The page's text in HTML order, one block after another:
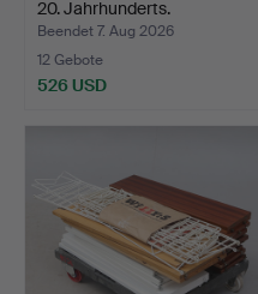
20. Jahrhunderts.
Beendet 7. Aug 2026
12 Gebote
526 USD